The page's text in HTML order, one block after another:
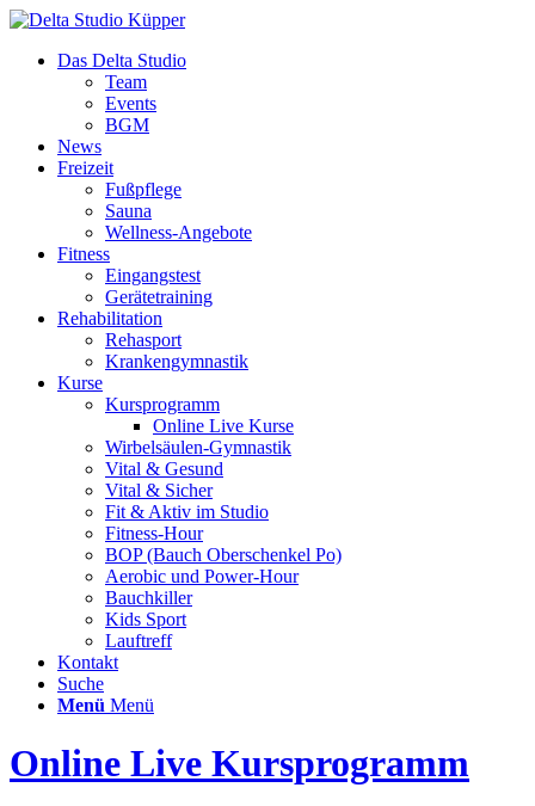
Das Delta Studio
Team
Events
BGM
News
Freizeit
Fußpflege
Sauna
Wellness-Angebote
Fitness
Eingangstest
Gerätetraining
Rehabilitation
Rehasport
Krankengymnastik
Kurse
Kursprogramm
Online Live Kurse
Wirbelsäulen-Gymnastik
Vital & Gesund
Vital & Sicher
Fit & Aktiv im Studio
Fitness-Hour
BOP (Bauch Oberschenkel Po)
Aerobic und Power-Hour
Bauchkiller
Kids Sport
Lauftreff
Kontakt
Suche
Menü Menü
Online Live Kursprogramm